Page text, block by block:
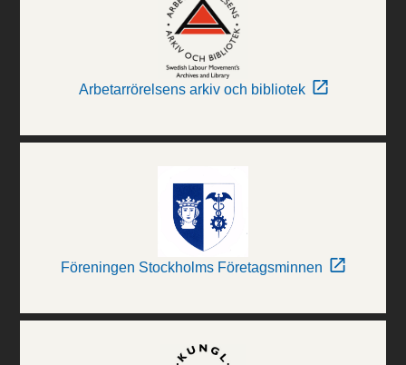
Arbetarrörelsens arkiv och bibliotek
Föreningen Stockholms Företagsminnen